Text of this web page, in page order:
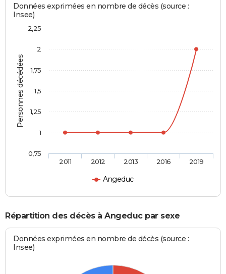
Personnes décédées
Données exprimées en nombre de décès (source :
Insee)
Angeduc
2011 2012 2013 2016 2019
0,75
1
1,25
1,5
1,75
2
2,25
Répartition des décès à Angeduc par sexe
Données exprimées en nombre de décès (source :
Insee)